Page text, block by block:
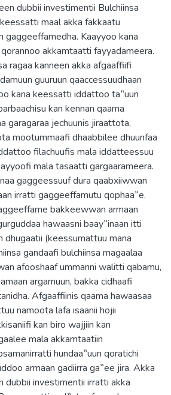
dubbii investimentii Bulchiinsa
maal akka fakkaatu
gaggeeffamedha. Kaayyoo kana
akkamtaatti fayyadameera.
ragaa kanneen akka afgaaffiifi
guuruun qaaccessuudhaan
kana keessatti iddattoo ta‟uun
kan kennan qaama
garagaraa jechuunis jiraattota,
mootummaafi dhaabbilee dhuunfaa
filachuufis mala iddatteessuu
mala tasaatti gargaarameera.
gaggeessuuf dura qaabxiiwwan
irratti gaggeeffamutu qophaa‟e.
bakkeewwan armaan
hawaasni baay‟inaan itti
dhugaatii (keessumattuu mana
gandaafi bulchiinsa magaalaa
afooshaaf ummanni walitti qabamu,
argamuun, bakka cidhaafi
Afgaaffiinis qaama hawaasaa
namoota lafa isaanii hojii
kan biro wajjiin kan
mala akkamtaatiin
hundaa‟uun qoratichi
armaan gadiirra ga‟ee jira. Akka
dubbii investimentii irratti akka